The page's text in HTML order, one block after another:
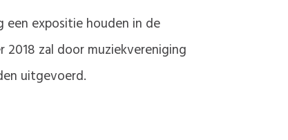
een expositie houden in de
zal door muziekvereniging
uitgevoerd.